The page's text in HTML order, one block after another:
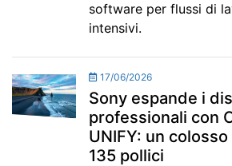
software per flussi di
intensivi.
17/06/2026
Sony espande i
professionali con
UNIFY: un
135 pollici